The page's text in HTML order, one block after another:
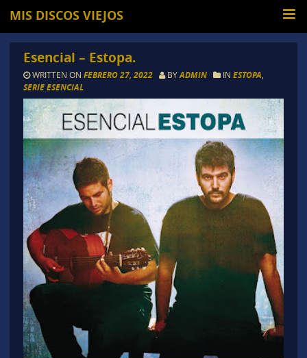
MIS DISCOS VIEJOS
Esencial – Estopa.
WRITTEN ON FEBRERO 27, 2022 BYADMIN IN ESTOPA
SERIE ESENCIAL